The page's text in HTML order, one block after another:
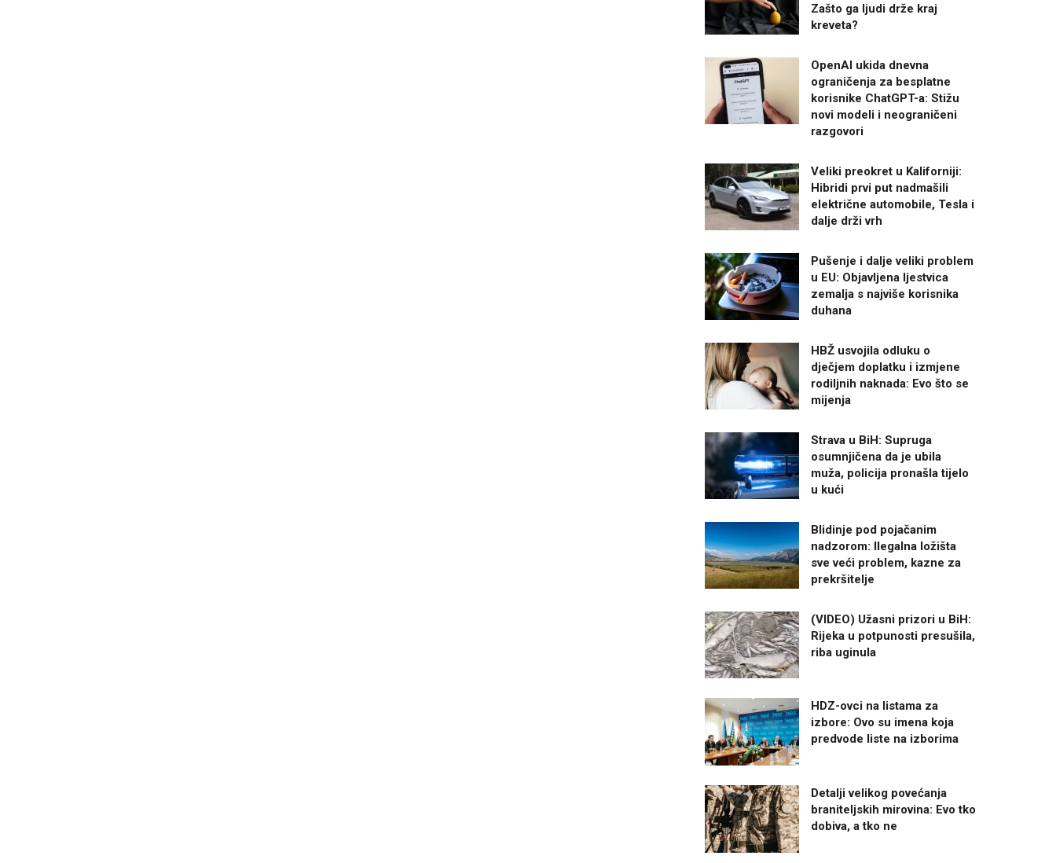
Zašto ga ljudi drže kraj
kreveta?
OpenAI ukida dnevna
ograničenja za besplatne
korisnike ChatGPT-a: Stižu
novi modeli i neograničeni
razgovori
Veliki preokret u Kaliforniji:
Hibridi prvi put nadmašili
električne automobile, Tesla i
dalje drži vrh
Pušenje i dalje veliki problem
u EU: Objavljena ljestvica
zemalja s najviše korisnika
duhana
HBŽ usvojila odluku o
dječjem doplatku i izmjene
rodiljnih naknada: Evo što se
mijenja
Strava u BiH: Supruga
osumnjičena da je ubila
muža, policija pronašla tijelo
u kući
Blidinje pod pojačanim
nadzorom: Ilegalna ložišta
sve veći problem, kazne za
prekršitelje
(VIDEO) Užasni prizori u BiH:
Rijeka u potpunosti presušila,
riba uginula
HDZ-ovci na listama za
izbore: Ovo su imena koja
predvode liste na izborima
Detalji velikog povećanja
braniteljskih mirovina: Evo tko
dobiva, a tko ne